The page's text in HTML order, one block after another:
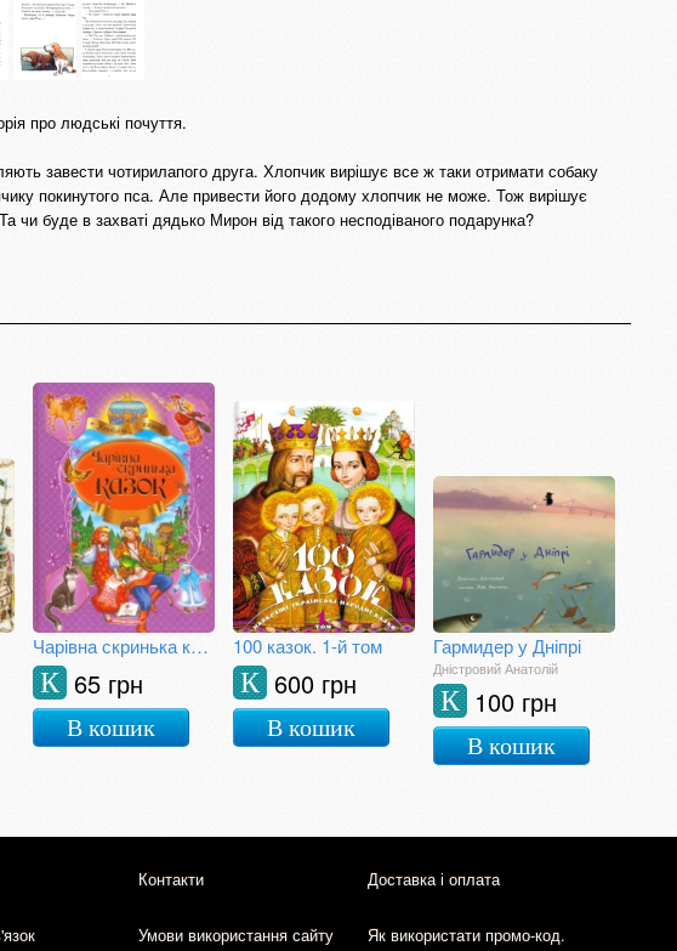
про людські почуття.
завести чотирилапого друга. Хлопчик вирішує все ж таки отримати собаку
покинутого пса. Але привести його додому хлопчик не може. Тож вирішує
буде в захваті дядько Мирон від такого несподіваного подарунка?
Чарівна скринька казок
65 грн
К
В кошик
100 казок. 1-й том
600 грн
К
В кошик
Гармидер у Дніпрі
Дністровий Анатолій
100 грн
К
В кошик
Контакти Доставка і оплата
Умови використання сайту Як використати промо-код.